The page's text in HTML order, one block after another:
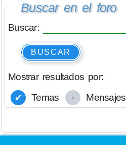
Buscar en el foro
Buscar:
BUSCAR
Mostrar resultados por:
Temas
Mensajes